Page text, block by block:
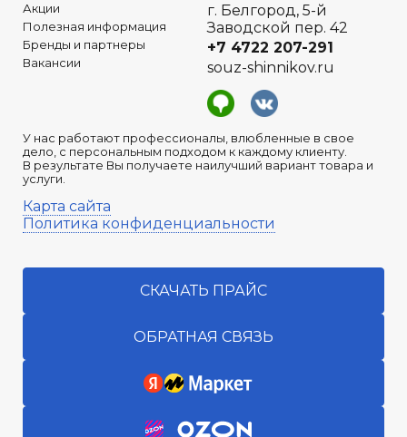
Акции
Полезная информация
Бренды и партнеры
Вакансии
У нас работают профессионалы, влюбленные в свое
дело, с персональным подходом к каждому клиенту.
В результате Вы получаете наилучший вариант товара и
услуги.
Карта сайта
Политика конфиденциальности
г. Белгород, 5-й
Заводской пер. 42
+7 4722 207-291
souz-shinnikov.ru
СКАЧАТЬ ПРАЙС
ОБРАТНАЯ СВЯЗЬ